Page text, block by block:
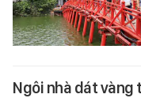
Ngôi nhà dát vàng